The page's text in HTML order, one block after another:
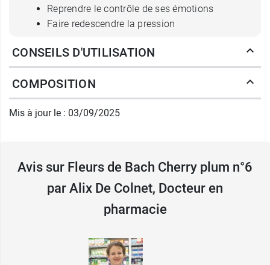
Reprendre le contrôle de ses émotions
Faire redescendre la pression
Posologie des Fleurs de Bach
2 gouttes dans un verre d'eau ou sur la langue 4
fois par jour.
Peut être associé à la Fleur de Bach Oak.
6 av du prince hereditaire albert
98012 Monaco cedex
CONSEILS D'UTILISATION
COMPOSITION
Mis à jour le : 03/09/2025
Avis sur Fleurs de Bach Cherry plum n°6
par Alix De Colnet, Docteur en
pharmacie